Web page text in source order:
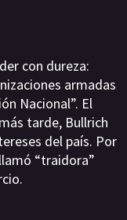
con dureza:
armadas
Nacional”. El
tarde, Bullrich
del país. Por
“traidora”